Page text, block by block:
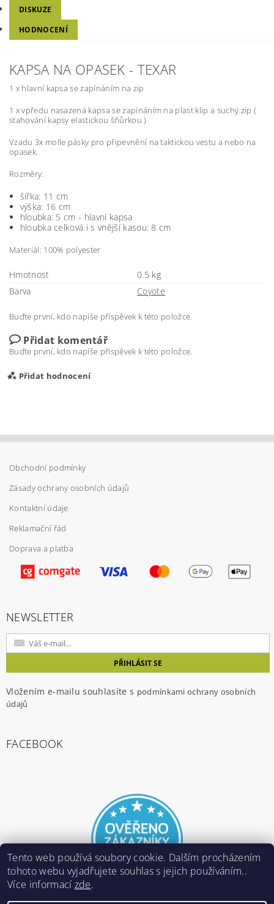
DISKUZE
HODNOCENÍ
KAPSA NA OPASEK - TEXAR
1 x hlavní kapsa se zapínáním na zip
1 x vpředu nasazená kapsa se zapínáním na plast klip a suchý zip (
stahování kapsy elastickou šňůrkou )
Vzadu 3x molle pásky pro připevnění na taktickou vestu a nebo na
opasek.
Rozměry:
šířka: 11 cm
výška: 16 cm
hloubka: 5 cm - hlavní kapsa
hloubka celková i s vnější kasou: 8 cm
Materiál: 100% polyester
Hmotnost
0.5 kg
Barva
Coyote
Buďte první, kdo napíše příspěvek k této položce.
Přidat komentář
Buďte první, kdo napíše příspěvek k této položce.
Přidat hodnocení
Vložením hodnocení souhlasíte spodmínkami
ochrany osobních údajů
Obchodní podmínky
Zásady ochrany osobních údajů
Kontaktní údaje
Reklamační řád
Doprava a platba
NEWSLETTER
Vložením e-mailu souhlasíte s podmínkami ochrany osobních
údajů
FACEBOOK
Tento web používá soubory cookie. Dalším procházením
tohoto webu vyjadřujete souhlas s jejich používáním..
Více informací zde.